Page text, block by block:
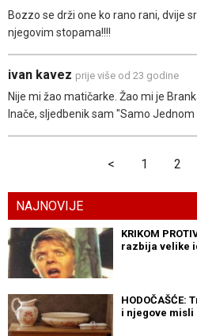
Bozzo se drži one ko rano rani, dvije
njegovim stopama!!!!
ivan kavez prije više od 23 godine
Nije mi žao matičarke. Žao mi je
Inače, sljedbenik sam "Samo Jednom
< 1 2
NAJNOVIJE
KRIKOM
razbija velike
i njegove misli